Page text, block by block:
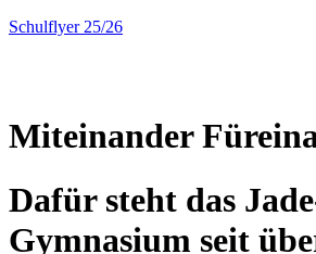
Schulflyer 25/26
Miteinander
Dafür steht das
Gymnasium seit